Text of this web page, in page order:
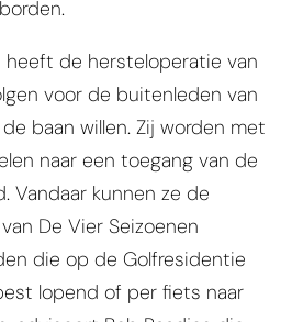
heeft de hersteloperatie van
voor de buitenleden van
baan willen. Zij worden met
naar een toegang van de
Vandaar kunnen ze de
De Vier Seizoenen
die op de Golfresidentie
lopend of per fiets naar